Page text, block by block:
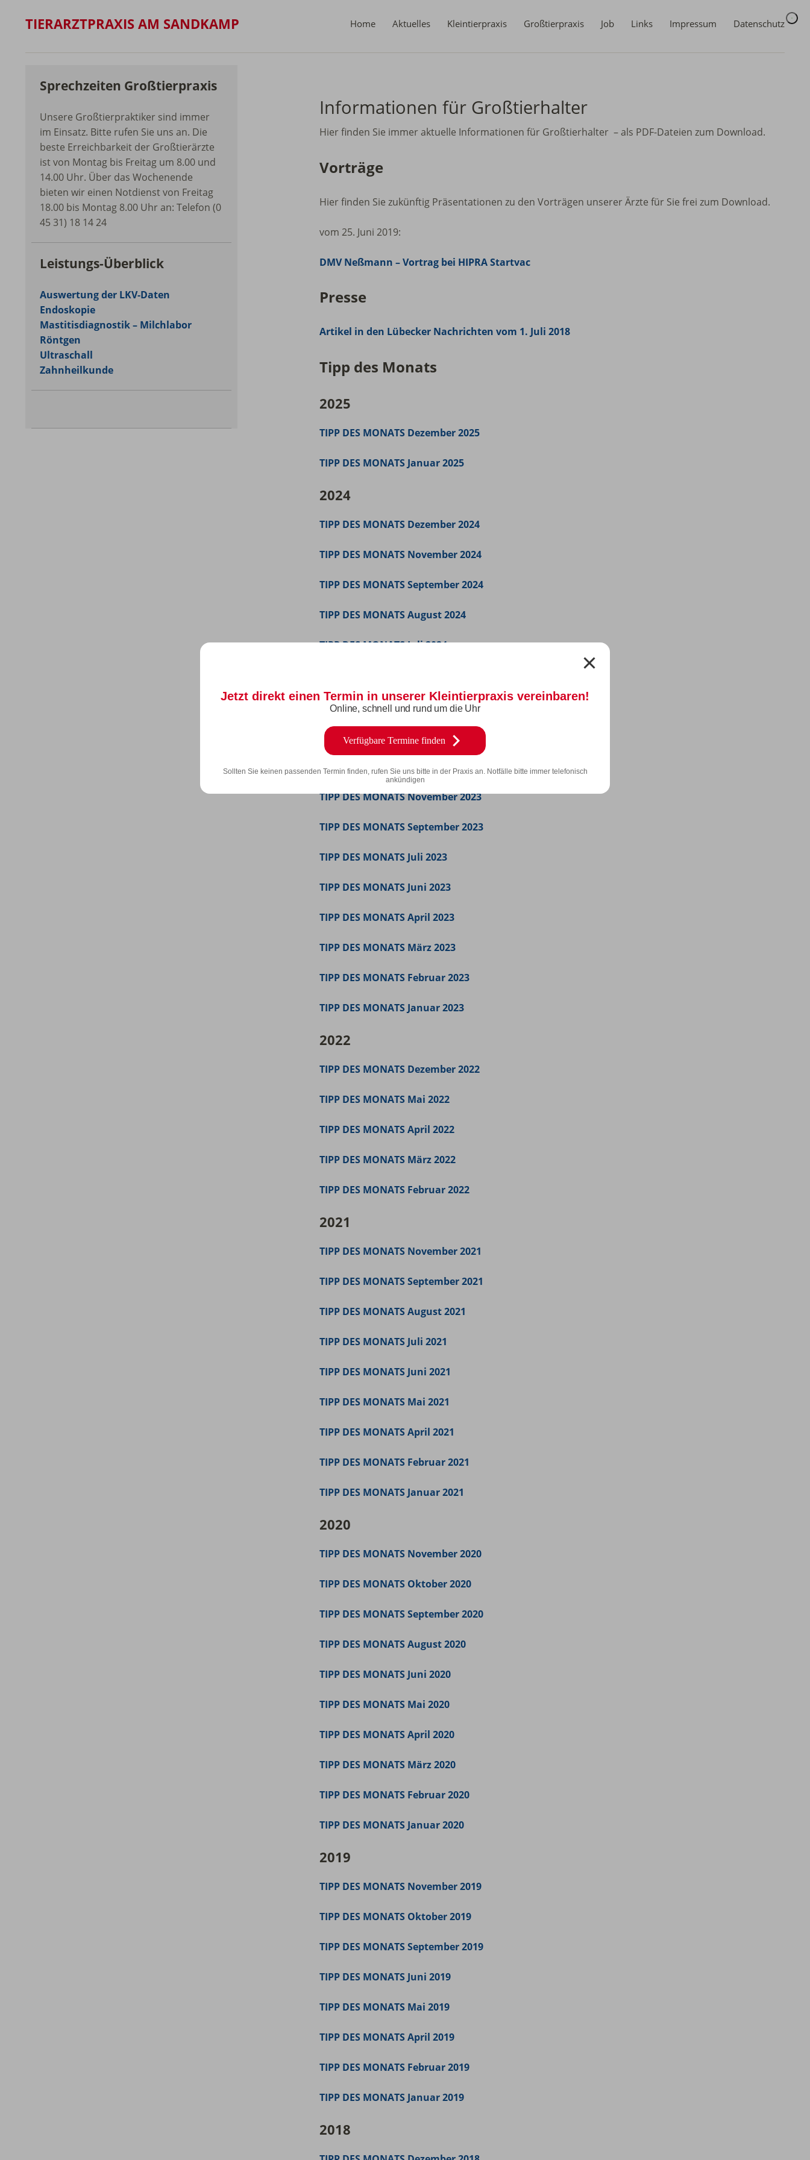
Jetzt direkt einen Termin in unserer Kleintierpraxis vereinbaren!
Online, schnell und rund um die Uhr
Verfügbare Termine finden
Sollten Sie keinen passenden Termin finden, rufen Sie uns bitte in der Praxis an. Notfälle bitte immertelefonisch
ankündigen
TIERARZTPRAXIS AM SANDKAMP Home Aktuelles Kleintierpraxis Großtierpraxis Job Links Impressum Datenschutz
Informationen für Großtierhalter
Hier finden Sie immer aktuelle Informationen für Großtierhalter – als PDF-Dateien zum Download.
Vorträge
Hier finden Sie zukünftig Präsentationen zu den Vorträgen unserer Ärzte für Sie frei zum Download.
vom 25. Juni 2019:
DMV Neßmann – Vortrag bei HIPRA Startvac
Presse
Artikel in den Lübecker Nachrichten vom 1. Juli 2018
Tipp des Monats
2025
TIPP DES MONATS Dezember 2025
TIPP DES MONATS Januar 2025
2024
TIPP DES MONATS Dezember 2024
TIPP DES MONATS November 2024
TIPP DES MONATS September 2024
TIPP DES MONATS August 2024
TIPP DES MONATS Juli 2024
TIPP DES MONATS Mai 2024
TIPP DES MONATS April 2024
2023
TIPP DES MONATS November 2023
TIPP DES MONATS September 2023
TIPP DES MONATS Juli 2023
TIPP DES MONATS Juni 2023
TIPP DES MONATS April 2023
TIPP DES MONATS März 2023
TIPP DES MONATS Februar 2023
TIPP DES MONATS Januar 2023
2022
TIPP DES MONATS Dezember 2022
TIPP DES MONATS Mai 2022
TIPP DES MONATS April 2022
TIPP DES MONATS März 2022
TIPP DES MONATS Februar 2022
2021
TIPP DES MONATS November 2021
TIPP DES MONATS September 2021
TIPP DES MONATS August 2021
TIPP DES MONATS Juli 2021
TIPP DES MONATS Juni 2021
TIPP DES MONATS Mai 2021
TIPP DES MONATS April 2021
TIPP DES MONATS Februar 2021
TIPP DES MONATS Januar 2021
2020
TIPP DES MONATS November 2020
TIPP DES MONATS Oktober 2020
TIPP DES MONATS September 2020
TIPP DES MONATS August 2020
TIPP DES MONATS Juni 2020
TIPP DES MONATS Mai 2020
TIPP DES MONATS April 2020
TIPP DES MONATS März 2020
TIPP DES MONATS Februar 2020
TIPP DES MONATS Januar 2020
2019
TIPP DES MONATS November 2019
TIPP DES MONATS Oktober 2019
TIPP DES MONATS September 2019
TIPP DES MONATS Juni 2019
TIPP DES MONATS Mai 2019
TIPP DES MONATS April 2019
TIPP DES MONATS Februar 2019
TIPP DES MONATS Januar 2019
2018
Sprechzeiten Großtierpraxis
Unsere Großtierpraktiker sind immer
im Einsatz. Bitte rufen Sie uns an. Die
beste Erreichbarkeit der Großtierärzte
ist von Montag bis Freitag um 8.00 und
14.00 Uhr. Über das Wochenende
bieten wir einen Notdienst von Freitag
18.00 bis Montag 8.00 Uhr an: Telefon (0
45 31) 18 14 24
Leistungs-Überblick
Auswertung der LKV-Daten
Endoskopie
Mastitisdiagnostik – Milchlabor
Röntgen
Ultraschall
Zahnheilkunde